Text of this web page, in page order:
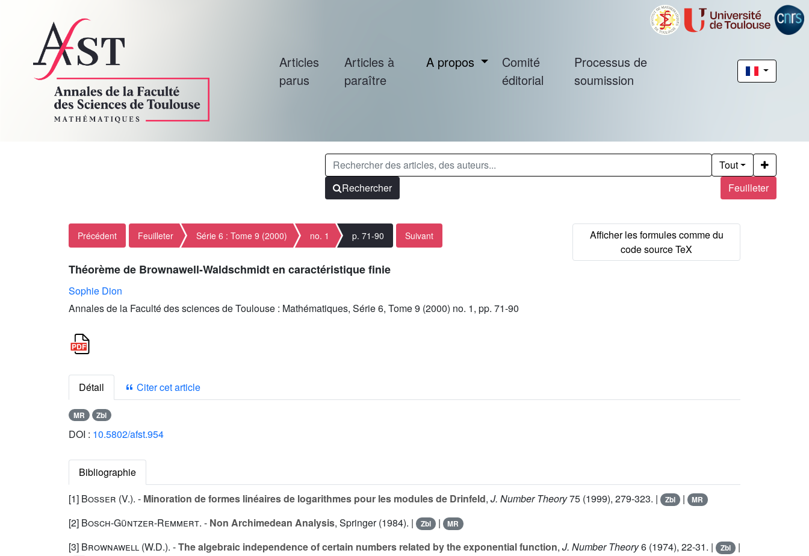
Articles
parus
Articles à
paraître
A propos
Comité
éditorial
Processus de
soumission
Feuilleter
Tout
Rechercher
Précédent Feuilleter Série 6 : Tome 9 (2000) no. 1 p. 71-90 Suivant
Théorème de Brownawell-Waldschmidt en caractéristique finie
Sophie Dion
Annales de la Faculté des sciences de Toulouse : Mathématiques, Série 6, Tome 9 (2000) no. 1, pp. 71-90
Détail Citer cet article
MR Zbl
DOI : 10.5802/afst.954
Bibliographie
[1] Bosser (V.). - Minoration de formes linéaires de logarithmes pour les modules de Drinfeld, J. Number Theory75 (1999), 279-323. | Zbl | MR
[2] Bosch-Güntzer-Remmert. - Non Archimedean Analysis, Springer (1984). | Zbl | MR
[3] Brownawell (W.D.). -The algebraic independence of certain numbers related by the exponential function, J. Number Theory6 (1974), 22-31. | Zbl |